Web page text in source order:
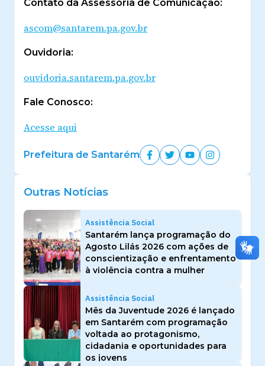
Contato da Assessoria de Comunicação:
ascom@santarem.pa.gov.br
Ouvidoria:
ouvidoria.santarem.pa.gov.br
Fale Conosco:
Acesse aqui
Prefeitura de Santarém
Outras Notícias
Assistência Social
Santarém lança programação do
Agosto Lilás 2026 com ações de
conscientização e enfrentamento
à violência contra a mulher
Assistência Social
Mês da Juventude 2026 é lançado
em Santarém com programação
voltada ao protagonismo,
cidadania e oportunidades para
os jovens